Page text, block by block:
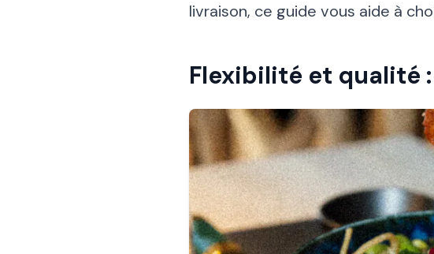
livraison, ce guide vous aide à
Flexibilité et qualité